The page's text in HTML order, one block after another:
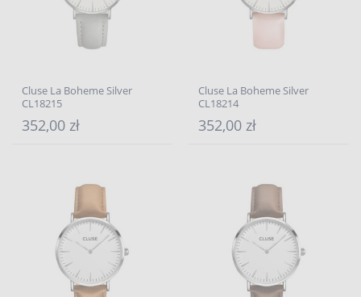
Cluse La Boheme Silver
CL18215
352,00 zł
Cluse La Boheme Silver
CL18214
352,00 zł